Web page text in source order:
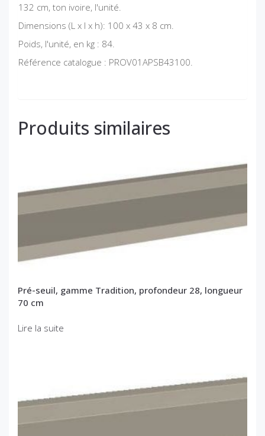
132 cm, ton ivoire, l'unité.
Dimensions (L x l x h): 100 x 43 x 8 cm.
Poids, l'unité, en kg : 84.
Référence catalogue : PROV01APSB43100.
Produits similaires
Pré-seuil, gamme Tradition, profondeur 28, longueur
70 cm
Lire la suite